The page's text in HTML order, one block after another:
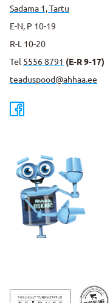
Sadama 1, Tartu
E-N, P 10-19
R-L 10-20
Tel 5556 8791 (E-R 9-17)
teaduspood@ahhaa.ee